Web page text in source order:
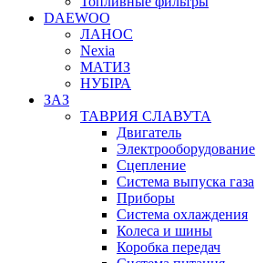
DAEWOO
ЛАНОС
Nexia
МАТИЗ
НУБІРА
ЗАЗ
ТАВРИЯ СЛАВУТА
Двигатель
Электрооборудование
Сцепление
Система выпуска газа
Приборы
Система охлаждения
Колеса и шины
Коробка передач